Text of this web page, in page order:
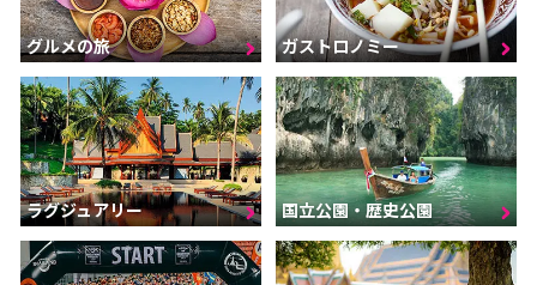
グルメの旅 ガストロノミー
ラグジュアリー 国立公園・歴史公園